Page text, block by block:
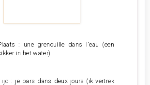
: une grenouille dans l'eau (een
in het water)
: je pars dans deux jours (ik vertrek